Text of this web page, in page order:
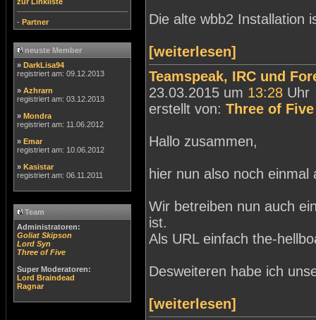
- Partner
neuste Member
» DarkLisa94
registriert am: 09.12.2013
» Azhrarn
registriert am: 03.12.2013
» Mondra
registriert am: 11.06.2012
» Emar
registriert am: 10.06.2012
» Kasistar
registriert am: 06.11.2011
Team
Administratoren:
Goliat Skipson
Lord Syn
Three of Five
Super Moderatoren:
Lord Braindead
Ragnar
Die alte wbb2 Installation
[weiterlesen]
Teamspeak, IRC und
23.03.2015 um 13:28 Uhr
erstellt von: Three of Five
Hallo zusammen,
hier nun also noch einmal
Wir betreiben nun auch
ist.
Als URL einfach the-
Desweiteren habe ich
[weiterlesen]